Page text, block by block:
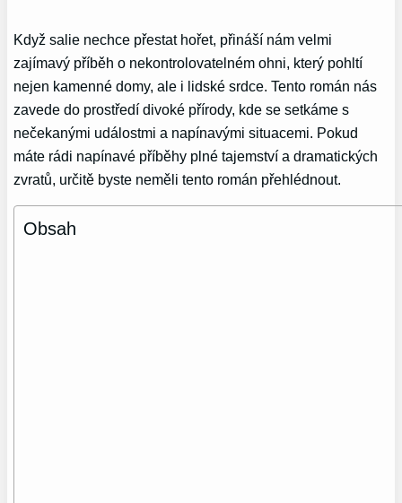
Když salie nechce přestat hořet, přináší nám velmi
zajímavý příběh o nekontrolovatelném ohni, který pohltí
nejen kamenné domy, ale i lidské srdce. Tento román nás
zavede do prostředí divoké přírody, kde se setkáme s
nečekanými událostmi a napínavými situacemi. Pokud
máte rádi napínavé příběhy plné tajemství a dramatických
zvratů, určitě byste neměli tento román přehlédnout.
Obsah